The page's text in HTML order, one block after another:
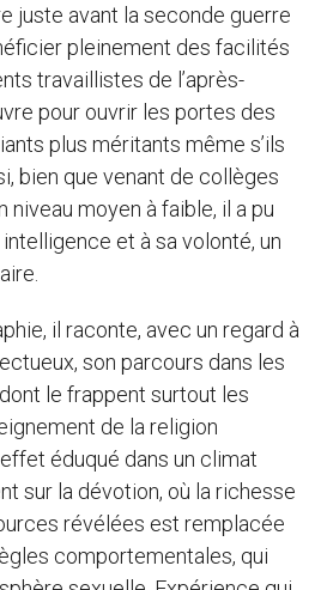
juste avant la seconde guerre
pleinement des facilités
travaillistes de l’après-
pour ouvrir les portes des
plus méritants même s’ils
bien que venant de collèges
niveau moyen à faible, il a pu
et à sa volonté, un
il raconte, avec un regard à
son parcours dans les
le frappent surtout les
de la religion
éduqué dans un climat
sur la dévotion, où la richesse
révélées est remplacée
comportementales, qui